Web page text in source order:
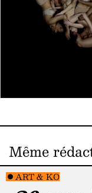
Même
ART & KO